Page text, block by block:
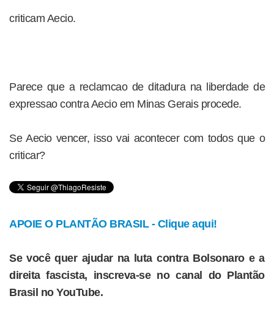
criticam Aecio.
Parece que a reclamcao de ditadura na liberdade de
expressao contra Aecio em Minas Gerais procede.
Se Aecio vencer, isso vai acontecer com todos que o
criticar?
APOIE O PLANTÃO BRASIL - Clique aqui!
Se você quer ajudar na luta contra Bolsonaro e a
direita fascista, inscreva-se no canal do Plantão
Brasil no YouTube.